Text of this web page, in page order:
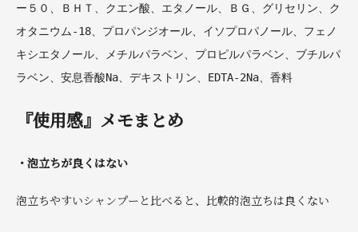
ー５０、ＢＨＴ、クエン酸、エタノール、ＢＧ、グリセリン、ク
オタニウム-18、プロパンジオール、イソプロパノール、フェノ
キシエタノール、メチルパラベン、プロピルパラベン、ブチルパ
ラベン、安息香酸Na、デキストリン、EDTA-2Na、香料
『使用感』メモまとめ
・泡立ちが良くはない
泡立ちやすいシャンプーと比べると、比較的泡立ちは良くない